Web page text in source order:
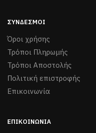
ΣΎΝΔΕΣΜΟΙ
Όροι χρήσης
Τρόποι Πληρωμής
Τρόποι Aποστολής
Πολιτική επιστροφής
Επικοινωνία
ΕΠΙΚΟΙΝΩΝΊΑ